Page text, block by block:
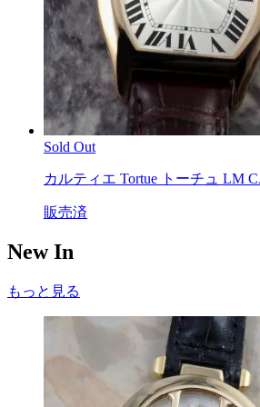
Sold Out
カルティエ Tortue トーチュ LM
販売済
New In
もっと見る